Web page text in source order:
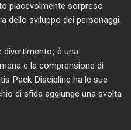
piacevolmente sorpreso
dello sviluppo dei personaggi.
divertimento; è una
e la comprensione di
Pack Discipline ha le sue
di sfida aggiunge una svolta